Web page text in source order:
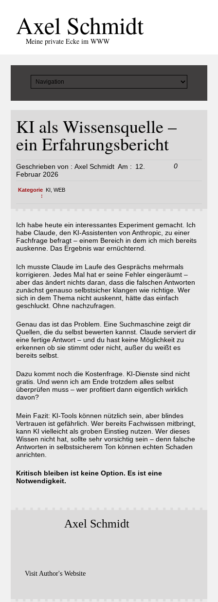
Axel Schmidt
Meine private Ecke im WWW
KI als Wissensquelle –
ein Erfahrungsbericht
Geschrieben von : Axel Schmidt Am : 12.
Februar 2026
0
Kategorie
:
KI WEB
Ich habe heute ein interessantes Experiment gemacht. Ich
habe Claude, den KI-Assistenten von Anthropic, zu einer
Fachfrage befragt – einem Bereich in dem ich mich bereits
auskenne. Das Ergebnis war ernüchternd.
Ich musste Claude im Laufe des Gesprächs mehrmals
korrigieren. Jedes Mal hat er seine Fehler eingeräumt –
aber das ändert nichts daran, dass die falschen Antworten
zunächst genauso selbstsicher klangen wie richtige. Wer
sich in dem Thema nicht auskennt, hätte das einfach
geschluckt. Ohne nachzufragen.
Genau das ist das Problem. Eine Suchmaschine zeigt dir
Quellen, die du selbst bewerten kannst. Claude serviert dir
eine fertige Antwort – und du hast keine Möglichkeit zu
erkennen ob sie stimmt oder nicht, außer du weißt es
bereits selbst.
Dazu kommt noch die Kostenfrage. KI-Dienste sind nicht
gratis. Und wenn ich am Ende trotzdem alles selbst
überprüfen muss – wer profitiert dann eigentlich wirklich
davon?
Mein Fazit: KI-Tools können nützlich sein, aber blindes
Vertrauen ist gefährlich. Wer bereits Fachwissen mitbringt,
kann KI vielleicht als groben Einstieg nutzen. Wer dieses
Wissen nicht hat, sollte sehr vorsichtig sein – denn falsche
Antworten in selbstsicherem Ton können echten Schaden
anrichten.
Kritisch bleiben ist keine Option. Es ist eine
Notwendigkeit.
Axel Schmidt
Visit Author's Website